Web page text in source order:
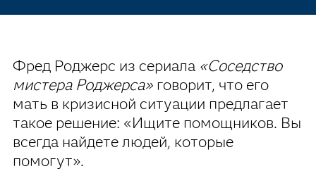
Фред Роджерс из сериала «Соседство
мистера Роджерса»говорит, что его
мать в кризисной ситуации предлагает
такое решение: «Ищите помощников. Вы
всегда найдете людей, которые
помогут».